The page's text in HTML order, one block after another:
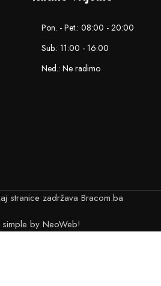
Pon. - Pet.: 08:00 - 20:00
Sub.: 11:00 - 16:00
Ned.: Ne radimo
stranice zadržava Bracom.ba
simple by NeoWeb!